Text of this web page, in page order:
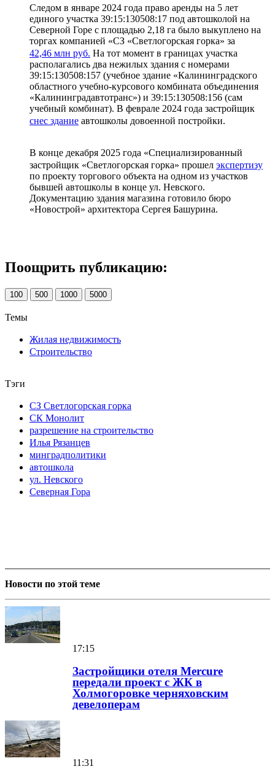
Следом в январе 2024 года право аренды на 5 лет
единого участка 39:15:130508:17 под автошколой на
Северной Горе с площадью 2,18 га было выкуплено на
торгах компанией «СЗ «Светлогорская горка» за
42,46 млн руб. На тот момент в границах участка
располагались два нежилых здания с номерами
39:15:130508:157 (учебное здание «Калининградского
областного учебно-курсового комбината объединения
«Калининградавтотранс») и 39:15:130508:156 (сам
учебный комбинат). В феврале 2024 года застройщик
снес здание автошколы довоенной постройки.
В конце декабря 2025 года «Специализированный
застройщик «Светлогорская горка» прошел экспертизу
по проекту торгового объекта на одном из участков
бывшей автошколы в конце ул. Невского.
Документацию здания магазина готовило бюро
«Новострой» архитектора Сергея Башурина.
Поощрить публикацию:
100 500 1000 5000
Темы
Жилая недвижимость
Строительство
Тэги
СЗ Светлогорская горка
СК Монолит
разрешение на строительство
Илья Рязанцев
минградполитики
автошкола
ул. Невского
Северная Гора
Новости по этой теме
17:15
Застройщики отеля Mercure
передали проект с ЖК в
Холмогоровке черняховским
девелоперам
11:31